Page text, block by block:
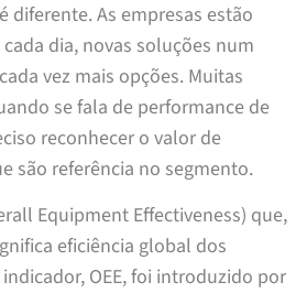
diferente. As empresas estão
dia, novas soluções num
vez mais opções. Muitas
se fala de performance de
reconhecer o valor de
são referência no segmento.
Equipment Effectiveness) que,
eficiência global dos
OEE, foi introduzido por